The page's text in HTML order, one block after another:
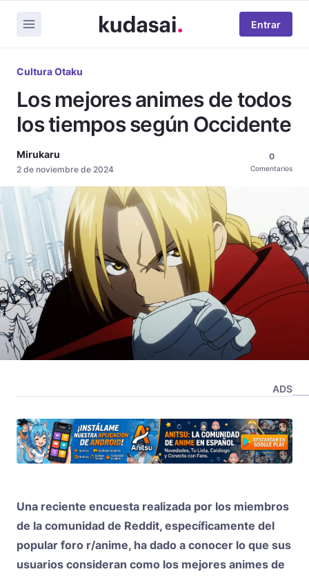
Entrar
Cultura Otaku
Los mejores animes de todos
los tiempos según Occidente
Mirukaru
2 de noviembre de 2024
0
Comentarios
ADS
Una reciente encuesta realizada por los miembros
de la comunidad de Reddit, específicamente del
popular foro r/anime, ha dado a conocer lo que sus
usuarios consideran como los mejores animes de